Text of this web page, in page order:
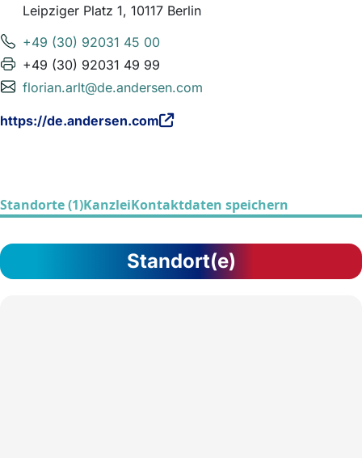
Leipziger Platz 1, 10117 Berlin
+49 (30) 92031 45 00
+49 (30) 92031 49 99
florian.arlt@de.andersen.com
https://de.andersen.com
Standorte (1)KanzleiKontaktdaten speichern
Standort(e)